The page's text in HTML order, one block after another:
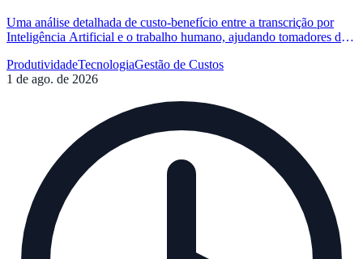
Uma análise detalhada de custo-benefício entre a transcrição por
Inteligência Artificial e o trabalho humano, ajudando tomadores de
ProdutividadeTecnologiaGestão de Custos
1 de ago. de 2026